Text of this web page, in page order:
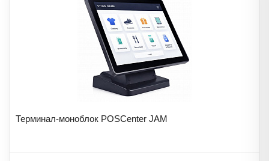
Терминал-моноблок POSCenter JAM